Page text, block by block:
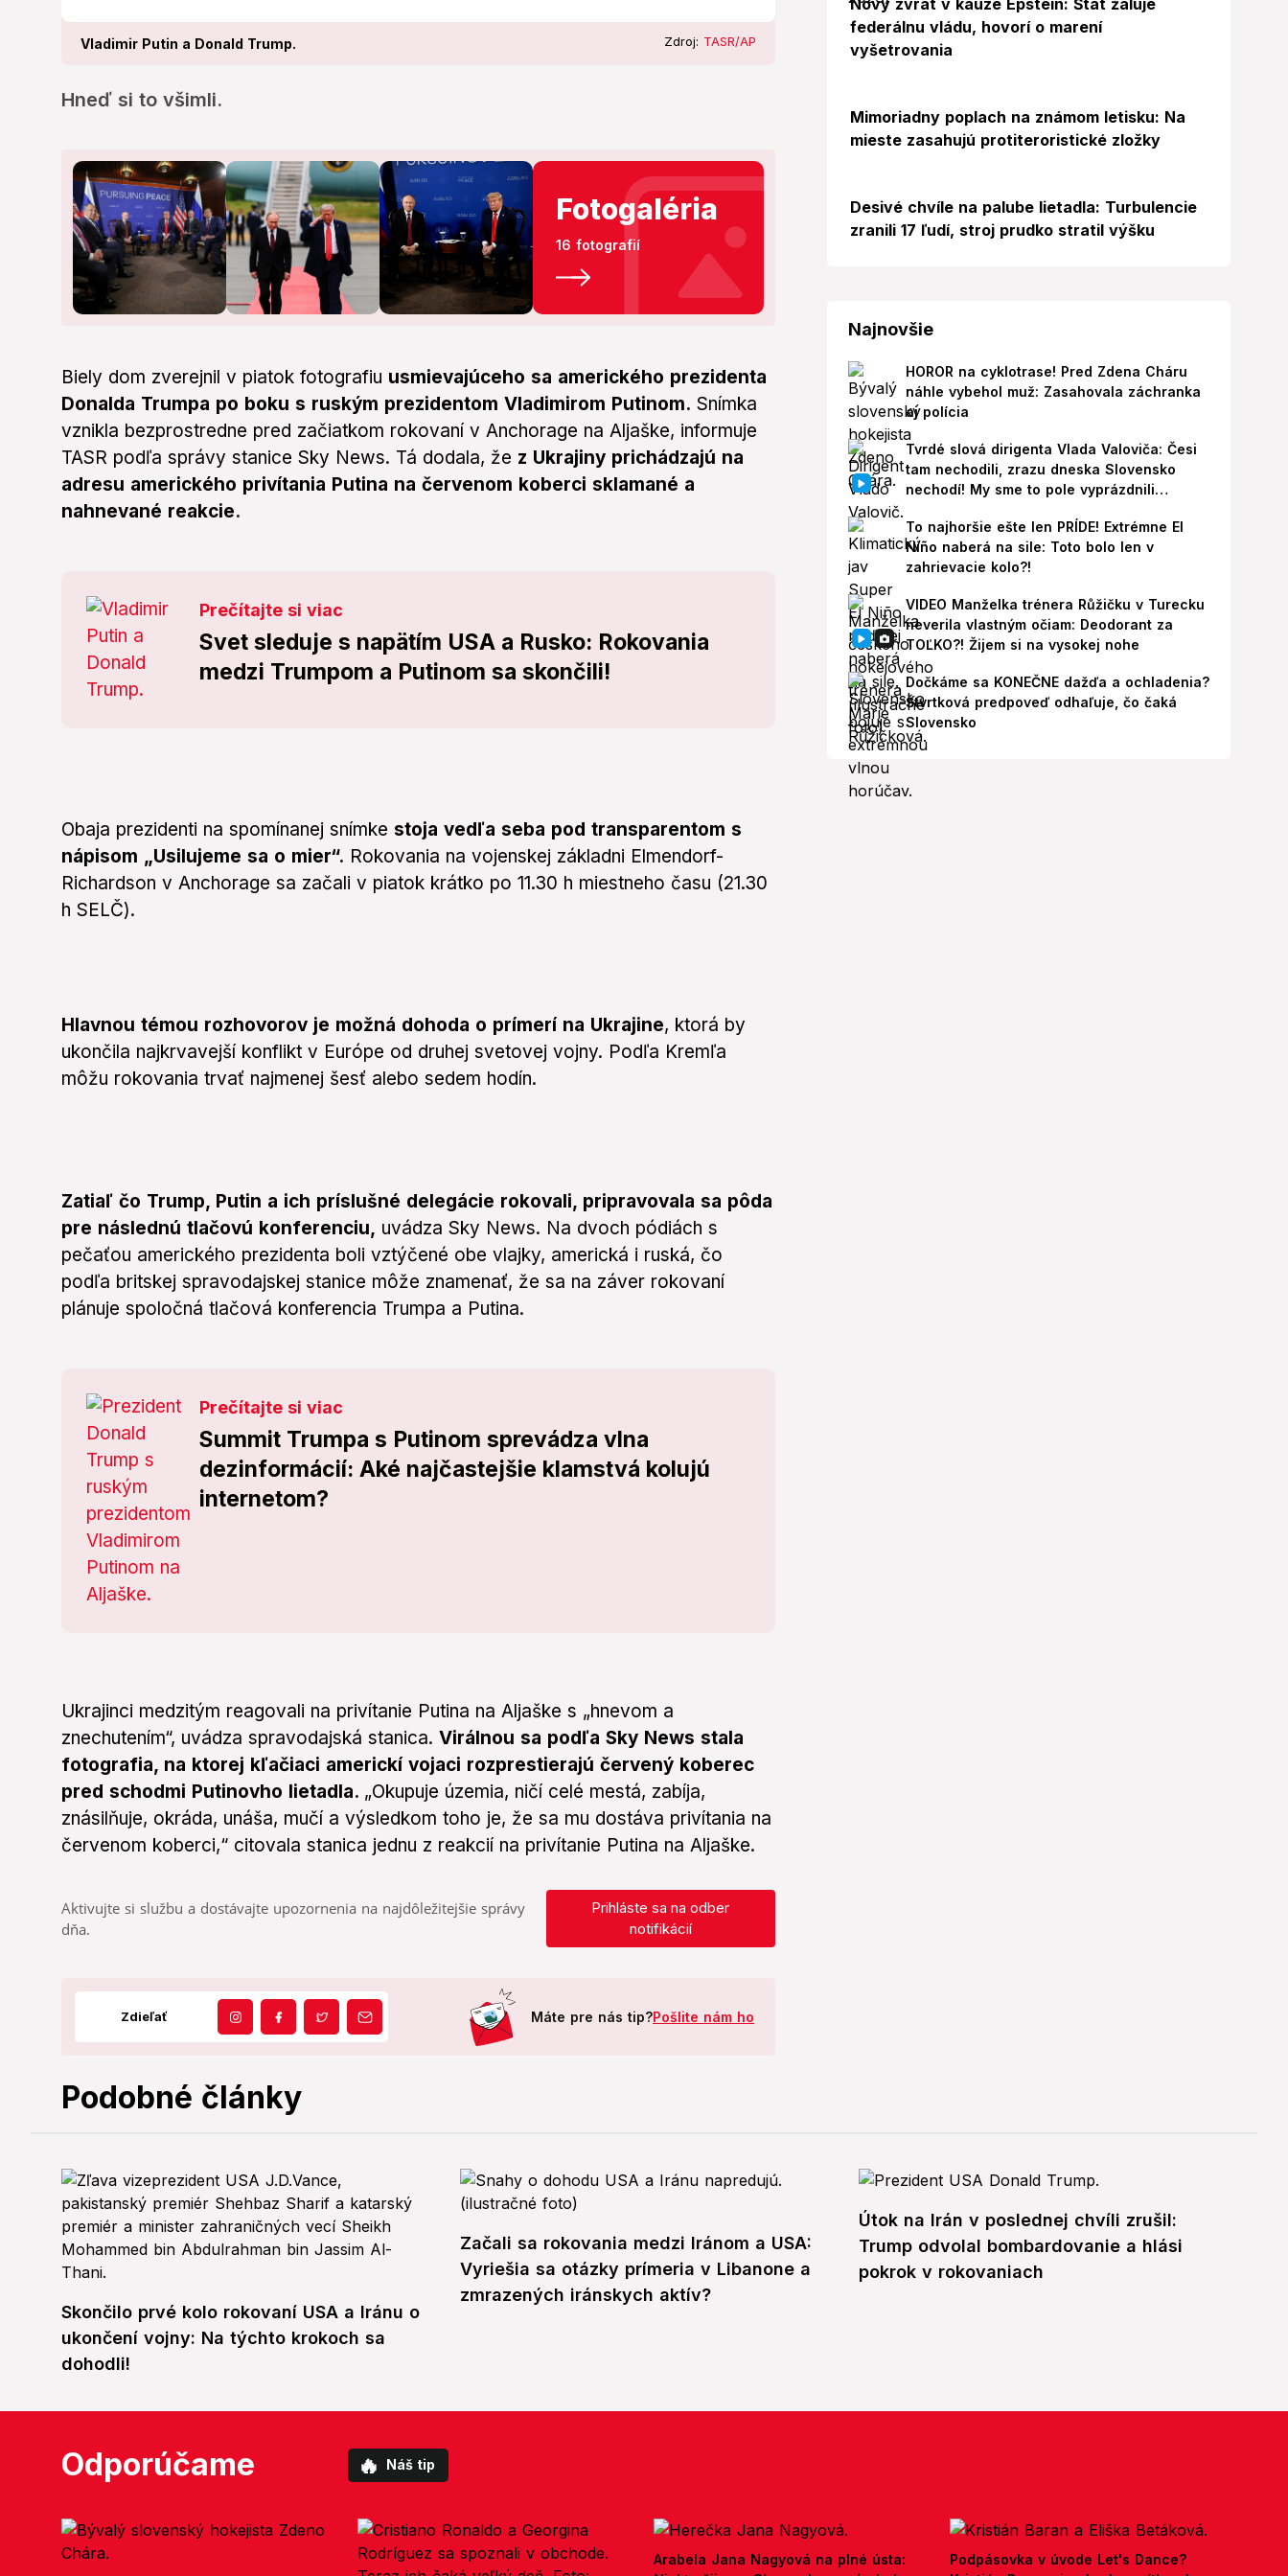
Vladimir Putin a Donald Trump. Zdroj: TASR/AP
Hneď si to všimli.
Fotogaléria
16 fotografií
Biely dom zverejnil v piatok fotografiu usmievajúceho sa amerického prezidenta
Donalda Trumpa po boku s ruským prezidentom Vladimirom Putinom. Snímka
vznikla bezprostredne pred začiatkom rokovaní v Anchorage na Aljaške, informuje
TASR podľa správy stanice Sky News. Tá dodala, že z Ukrajiny prichádzajú na
adresu amerického privítania Putina na červenom koberci sklamané a
nahnevané reakcie.
Prečítajte si viac
Svet sleduje s napätím USA a Rusko: Rokovania
medzi Trumpom a Putinom sa skončili!
Obaja prezidenti na spomínanej snímke stoja vedľa seba pod transparentom s
nápisom „Usilujeme sa o mier“. Rokovania na vojenskej základni Elmendorf-
Richardson v Anchorage sa začali v piatok krátko po 11.30 h miestneho času (21.30
h SELČ).
Hlavnou témou rozhovorov je možná dohoda o prímerí na Ukrajine, ktorá by
ukončila najkrvavejší konflikt v Európe od druhej svetovej vojny. Podľa Kremľa
môžu rokovania trvať najmenej šesť alebo sedem hodín.
Zatiaľ čo Trump, Putin a ich príslušné delegácie rokovali, pripravovala sa pôda
pre následnú tlačovú konferenciu, uvádza Sky News. Na dvoch pódiách s
pečaťou amerického prezidenta boli vztýčené obe vlajky, americká i ruská, čo
podľa britskej spravodajskej stanice môže znamenať, že sa na záver rokovaní
plánuje spoločná tlačová konferencia Trumpa a Putina.
Prečítajte si viac
Summit Trumpa s Putinom sprevádza vlna
dezinformácií: Aké najčastejšie klamstvá kolujú
internetom?
Ukrajinci medzitým reagovali na privítanie Putina na Aljaške s „hnevom a
znechutením“, uvádza spravodajská stanica. Virálnou sa podľa Sky News stala
fotografia, na ktorej kľačiaci americkí vojaci rozprestierajú červený koberec
pred schodmi Putinovho lietadla. „Okupuje územia, ničí celé mestá, zabíja,
znásilňuje, okráda, unáša, mučí a výsledkom toho je, že sa mu dostáva privítania na
červenom koberci,“ citovala stanica jednu z reakcií na privítanie Putina na Aljaške.
Aktivujte si službu a dostávajte upozornenia na najdôležitejšie správy
dňa.
Prihláste sa na odber
notifikácií
Zdieľať Máte pre nás tip?Pošlite nám ho
Nový zvrat v kauze Epstein: Štát žaluje
federálnu vládu, hovorí o marení
vyšetrovania
Foto
Mimoriadny poplach na známom letisku: Na
mieste zasahujú protiteroristické zložky
Desivé chvíle na palube lietadla: Turbulencie
zranili 17 ľudí, stroj prudko stratil výšku
Najnovšie
HOROR na cyklotrase! Pred Zdena Cháru
náhle vybehol muž: Zasahovala záchranka
aj polícia
Tvrdé slová dirigenta Vlada Valoviča: Česi
tam nechodili, zrazu dneska Slovensko
nechodí! My sme to pole vyprázdnili
To najhoršie ešte len PRÍDE! Extrémne El
Niño naberá na sile: Toto bolo len v
zahrievacie kolo?!
VIDEO Manželka trénera Růžičku v Turecku
neverila vlastným očiam: Deodorant za
TOĽKO?! Žijem si na vysokej nohe
Dočkáme sa KONEČNE dažďa a ochladenia?
Štvrtková predpoveď odhaľuje, čo čaká
Slovensko
Podobné články
Skončilo prvé kolo rokovaní USA a Iránu o
ukončení vojny: Na týchto krokoch sa
dohodli!
Začali sa rokovania medzi Iránom a USA:
Vyriešia sa otázky prímeria v Libanone a
zmrazených iránskych aktív?
Útok na Irán v poslednej chvíli zrušil:
Trump odvolal bombardovanie a hlási
pokrok v rokovaniach
Odporúčame 🔥 Náš tip
Arabela Jana Nagyová na plné ústa:
Podpásovka v úvode Let's Dance?